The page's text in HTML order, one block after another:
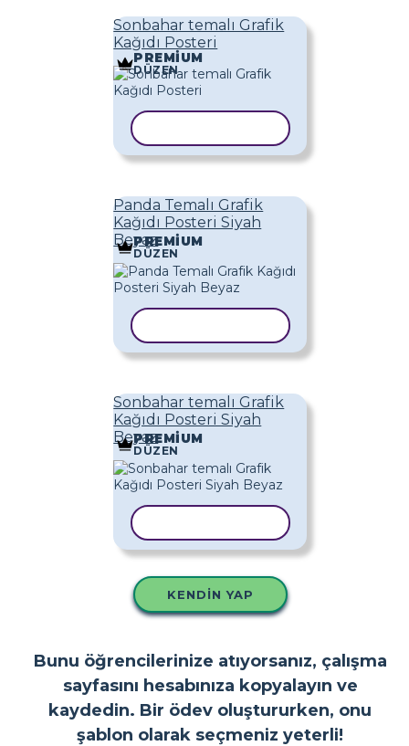
Sonbahar temalı Grafik
Kağıdı Posteri
PREMIUM
DÜZEN
Panda Temalı Grafik
Kağıdı Posteri Siyah
Beyaz
PREMIUM
DÜZEN
Sonbahar temalı Grafik
Kağıdı Posteri Siyah
Beyaz
PREMIUM
DÜZEN
KENDIN YAP
Bunu öğrencilerinize atıyorsanız, çalışma
sayfasını hesabınıza kopyalayın ve
kaydedin. Bir ödev oluştururken, onu
şablon olarak seçmeniz yeterli!